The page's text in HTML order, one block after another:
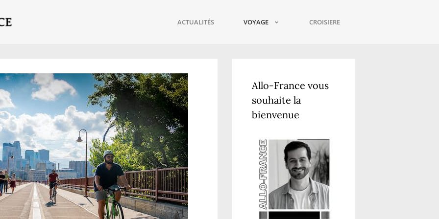
ACTUALITÉS VOYAGE CROISIERE
Allo-France vous
souhaite la
bienvenue